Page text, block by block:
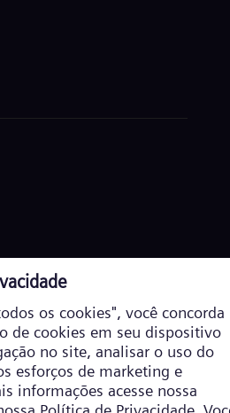
licenciada pela Siemens AG. ©